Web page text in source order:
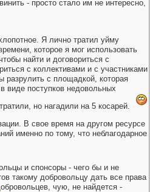
- просто стало им не интересно,
Я лично тратил уйму
которое я мог использовать
найти и договориться с
с коллективами и с участниками
разрулить с площадкой, которая
виде поступков недовольных
но нагадили на 5 косарей.
В свое время на другом ресурсе
именно по тому, что неблагодарное
и спонсоры - чего бы и не
такому добровольцу дать все права
чую, не найдется -